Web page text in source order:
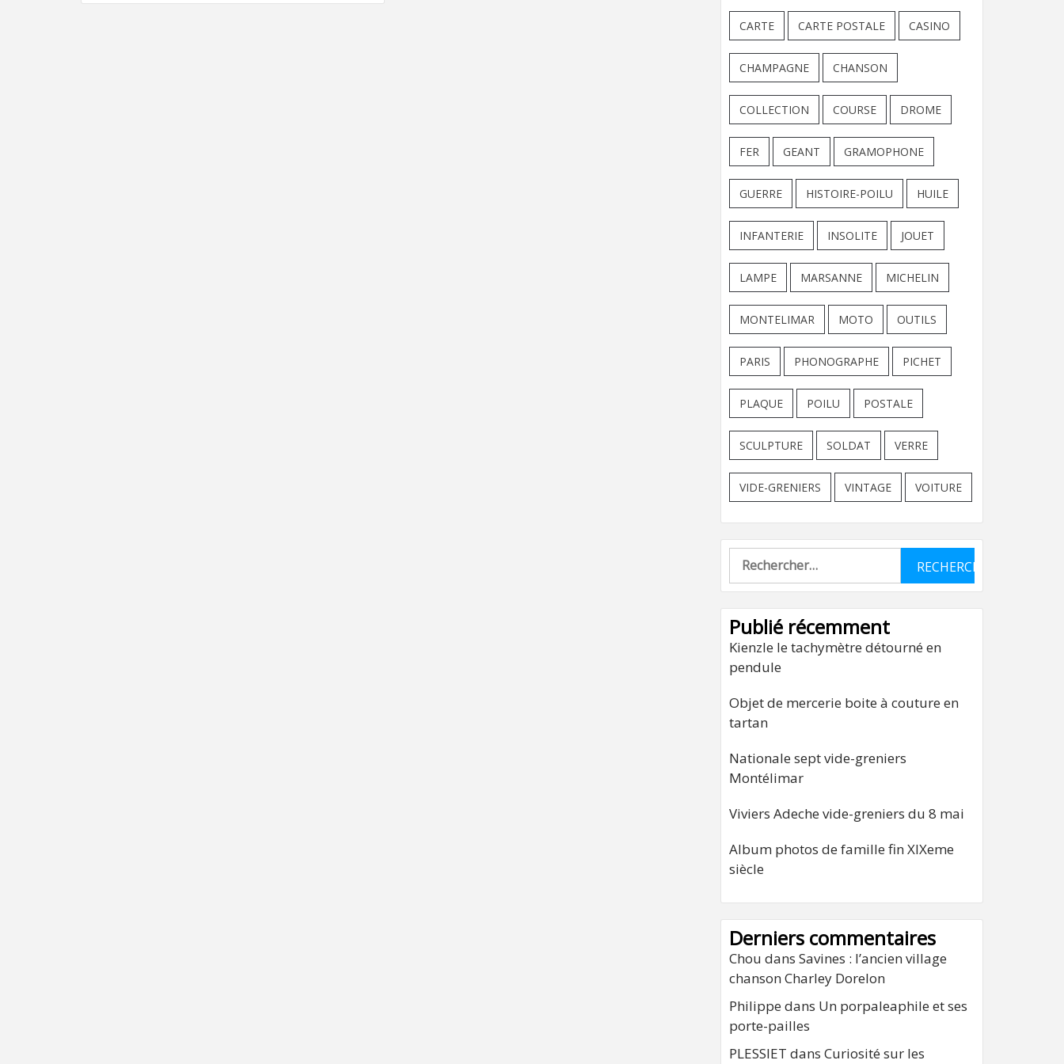
CARTE CARTE POSTALE CASINO
CHAMPAGNE CHANSON
COLLECTION COURSE DROME
FER GEANT GRAMOPHONE
GUERRE HISTOIRE-POILU HUILE
INFANTERIE INSOLITE JOUET
LAMPE MARSANNE MICHELIN
MONTELIMAR MOTO OUTILS
PARIS PHONOGRAPHE PICHET
PLAQUE POILU POSTALE
SCULPTURE SOLDAT VERRE
VIDE-GRENIERS VINTAGE VOITURE
Rechercher :
Publié récemment
Kienzle le tachymètre détourné en
pendule
Objet de mercerie boite à couture en
tartan
Nationale sept vide-greniers
Montélimar
Viviers Adeche vide-greniers du 8 mai
Album photos de famille fin XIXeme
siècle
Derniers commentaires
Chou dans Savines : l’ancien village
chanson Charley Dorelon
Philippe dans Un porpaleaphile et ses
porte-pailles
PLESSIET dans Curiosité sur les